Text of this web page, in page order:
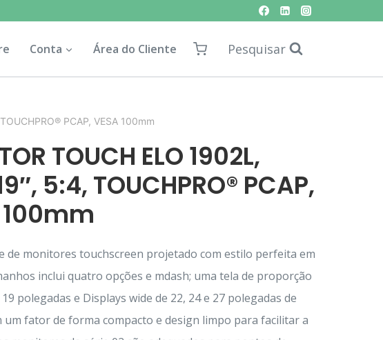
Conta Área do Cliente Pesquisar
PCAP, VESA 100mm
TOUCH ELO 1902L,
5:4, TOUCHPRO® PCAP,
100mm
de monitores touchscreen projetado com estilo perfeita em
inclui quatro opções e mdash; uma tela de proporção
polegadas e Displays wide de 22, 24 e 27 polegadas de
um fator de forma compacto e design limpo para facilitar a